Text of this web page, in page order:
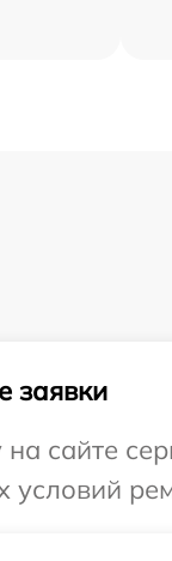
заявки
на сайте
условий